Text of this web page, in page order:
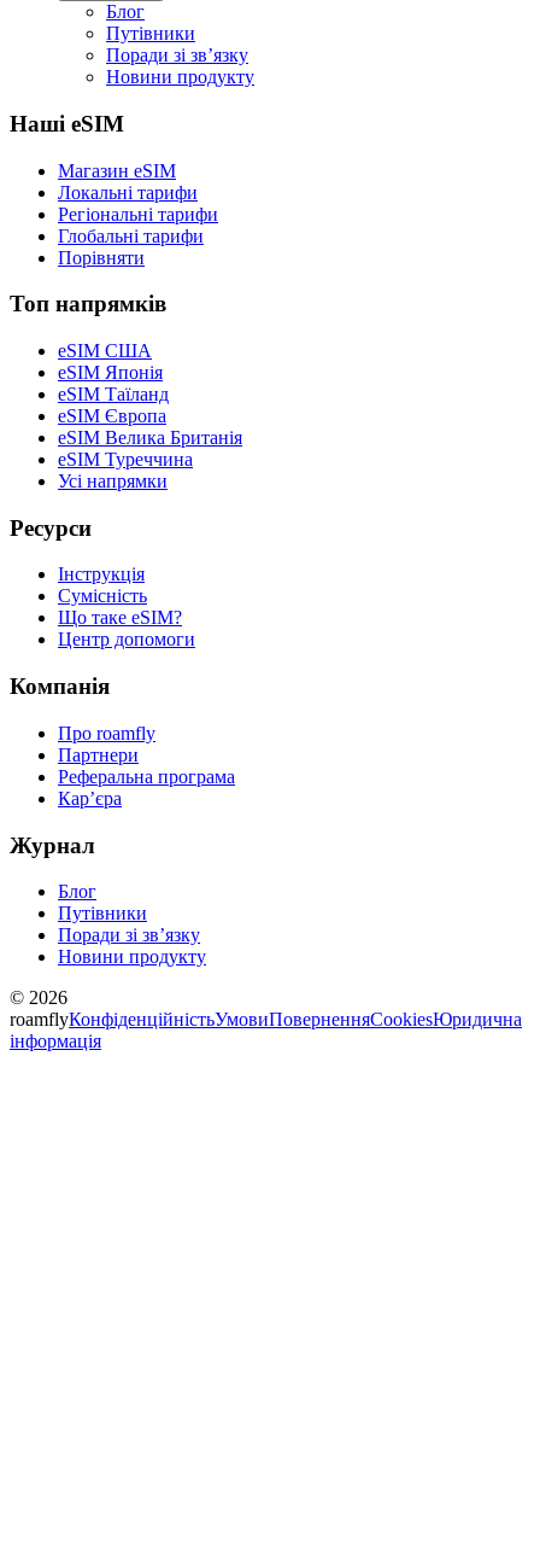
Блог
Путівники
Поради зі звʼязку
Новини продукту
Наші eSIM
Магазин eSIM
Локальні тарифи
Регіональні тарифи
Глобальні тарифи
Порівняти
Топ напрямків
eSIM США
eSIM Японія
eSIM Таїланд
eSIM Європа
eSIM Велика Британія
eSIM Туреччина
Усі напрямки
Ресурси
Інструкція
Сумісність
Що таке eSIM?
Центр допомоги
Компанія
Про roamfly
Партнери
Реферальна програма
Карʼєра
Журнал
Блог
Путівники
Поради зі звʼязку
Новини продукту
© 2026
roamflyКонфіденційністьУмовиПоверненняCookiesЮридична
інформація